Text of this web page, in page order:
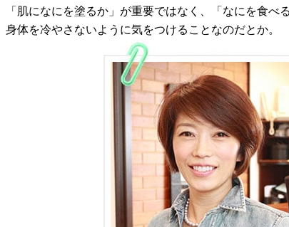
「肌になにを塗るか」が重要ではなく、「なにを食
身体を冷やさないように気をつけることなのだとか。